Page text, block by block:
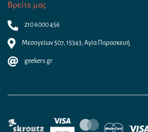
Βρείτε μας
210 6000 456
Μεσογείων 507, 15343, Αγία Παρασκευή
geekers.gr